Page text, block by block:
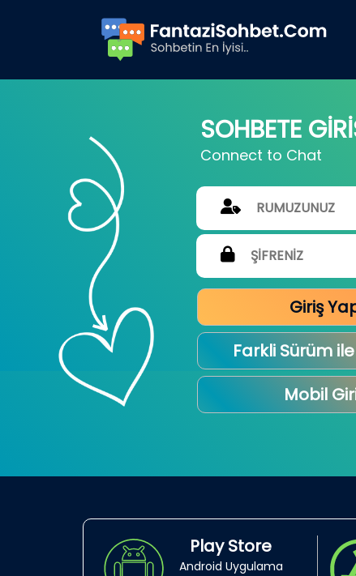
SOHBETE
Connect to Chat
Giriş
Farkli Sürüm
Mobil
Play Store
Android Uygulama